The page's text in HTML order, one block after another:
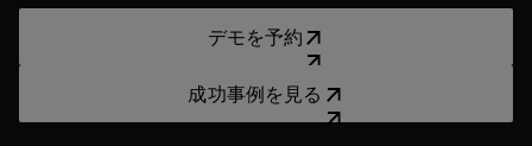
デモを予約
成功事例を見る